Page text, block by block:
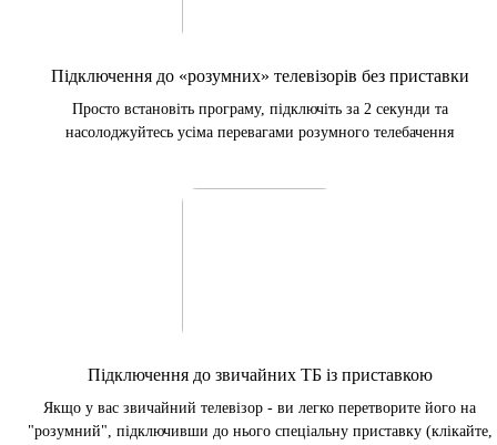
Підключення до «розумних» телевізорів без приставки
Просто встановіть програму, підключіть за 2 секунди та
насолоджуйтесь усіма перевагами розумного телебачення
Підключення до звичайних ТБ із приставкою
Якщо у вас звичайний телевізор - ви легко перетворите його на
"розумний", підключивши до нього спеціальну приставку (клікайте,